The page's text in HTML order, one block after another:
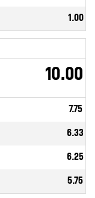
1.00
10.00
7.75
6.33
6.25
5.75